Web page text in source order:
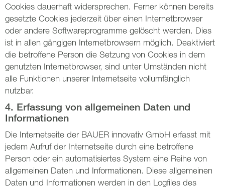
Cookies dauerhaft widersprechen. Ferner können bereits
gesetzte Cookies jederzeit über einen Internetbrowser
oder andere Softwareprogramme gelöscht werden. Dies
ist in allen gängigen Internetbrowsern möglich. Deaktiviert
die betroffene Person die Setzung von Cookies in dem
genutzten Internetbrowser, sind unter Umständen nicht
alle Funktionen unserer Internetseite vollumfänglich
nutzbar.
4. Erfassung von allgemeinen Daten und
Informationen
Die Internetseite der BAUER innovativ GmbH erfasst mit
jedem Aufruf der Internetseite durch eine betroffene
Person oder ein automatisiertes System eine Reihe von
allgemeinen Daten und Informationen. Diese allgemeinen
Daten und Informationen werden in den Logfiles des